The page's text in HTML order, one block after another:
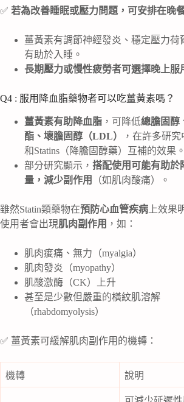
✅ 若為改善睡眠或壓力問題，可安排在晚
薑黃素有調節神經發炎、穩定壓力荷
有助於入睡。
長期壓力或慢性疲勞者可選擇晚上服
Q4 : 服用降血脂藥物者可以吃薑黃素嗎？
薑黃素有助降血脂 ，可降低總膽固醇
酯、壞膽固醇（LDL）
，在許多研
和Statins（降膽固醇藥）互補的效果。
部分研究顯示， 搭配使用可能有助於
量，減少副作用
（如肌肉酸痛）。
雖然Statin類藥物在預防心血管疾病上效果
使用者會出現肌肉副作用 ，如：
肌肉痠痛、無力（myalgia）
肌肉發炎（myopathy）
肌酸激酶（CK）上升
甚至是少數但嚴重的橫紋肌溶解
（rhabdomyolysis）
✅ 薑黃素可緩解肌肉副作用的機轉：
機轉 說明